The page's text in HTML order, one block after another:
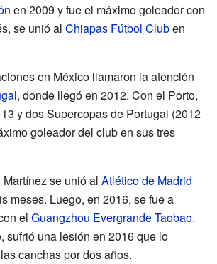
en 2009 y fue el máximo goleador con
se unió al Chiapas Fútbol Cluben
en México llamaron la atención
, donde llegó en 2012. Con el Porto,
y dos Supercopas de Portugal (2012
goleador del club en sus tres
se unió al Atlético de Madrid
meses. Luego, en 2016, se fue a
el Guangzhou Evergrande Taobao.
sufrió una lesión en 2016 que lo
canchas por dos años.